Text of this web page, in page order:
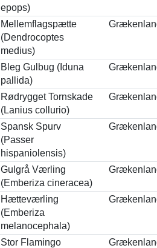
epops)
Mellemflagspætte
(Dendrocoptes
medius)
Bleg Gulbug (Iduna
pallida)
Rødrygget Tornskade
(Lanius collurio)
Spansk Spurv
(Passer
hispaniolensis)
Gulgrå Værling
(Emberiza cineracea)
Hætteværling
(Emberiza
melanocephala)
Stor Flamingo